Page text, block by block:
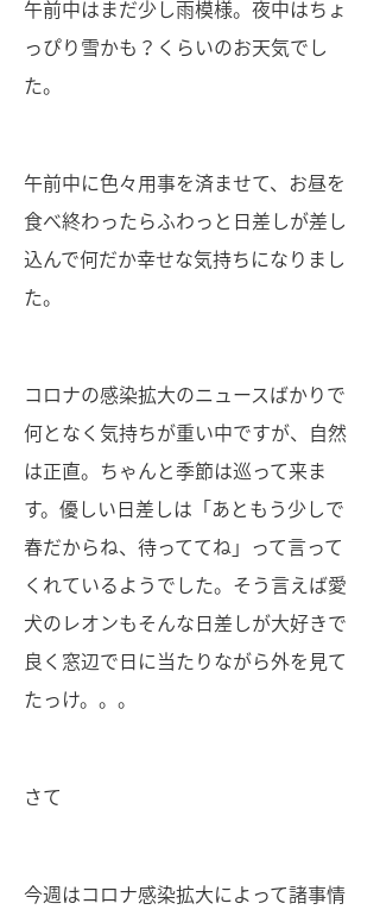
午前中はまだ少し雨模様。夜中はちょ
っぴり雪かも？くらいのお天気でし
た。
午前中に色々用事を済ませて、お昼を
食べ終わったらふわっと日差しが差し
込んで何だか幸せな気持ちになりまし
た。
コロナの感染拡大のニュースばかりで
何となく気持ちが重い中ですが、自然
は正直。ちゃんと季節は巡って来ま
す。優しい日差しは「あともう少しで
春だからね、待っててね」って言って
くれているようでした。そう言えば愛
犬のレオンもそんな日差しが大好きで
良く窓辺で日に当たりながら外を見て
たっけ。。。
さて
今週はコロナ感染拡大によって諸事情